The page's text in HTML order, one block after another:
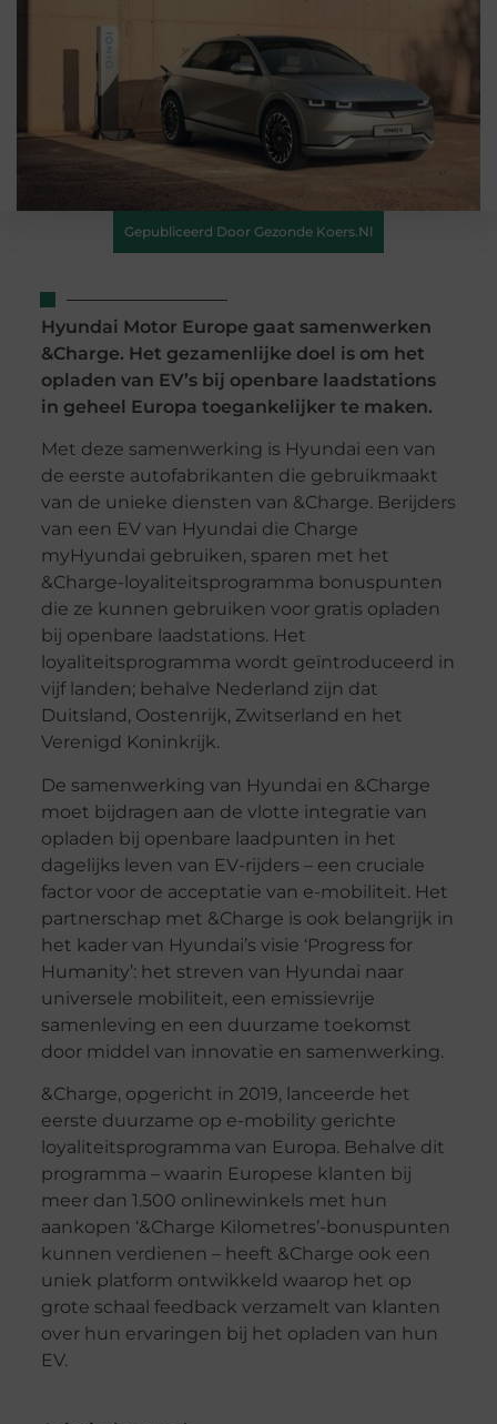
Gepubliceerd Door Gezonde Koers.nl
Hyundai Motor Europe gaat samenwerken
&Charge. Het gezamenlijke doel is om het
opladen van EV’s bij openbare laadstations
in geheel Europa toegankelijker te maken.
Met deze samenwerking is Hyundai een van
de eerste autofabrikanten die gebruikmaakt
van de unieke diensten van &Charge. Berijders
van een EV van Hyundai die Charge
myHyundai gebruiken, sparen met het
&Charge-loyaliteitsprogramma bonuspunten
die ze kunnen gebruiken voor gratis opladen
bij openbare laadstations. Het
loyaliteitsprogramma wordt geïntroduceerd in
vijf landen; behalve Nederland zijn dat
Duitsland, Oostenrijk, Zwitserland en het
Verenigd Koninkrijk.
De samenwerking van Hyundai en &Charge
moet bijdragen aan de vlotte integratie van
opladen bij openbare laadpunten in het
dagelijks leven van EV-rijders – een cruciale
factor voor de acceptatie van e-mobiliteit. Het
partnerschap met &Charge is ook belangrijk in
het kader van Hyundai’s visie ‘Progress for
Humanity’: het streven van Hyundai naar
universele mobiliteit, een emissievrije
samenleving en een duurzame toekomst
door middel van innovatie en samenwerking.
&Charge, opgericht in 2019, lanceerde het
eerste duurzame op e-mobility gerichte
loyaliteitsprogramma van Europa. Behalve dit
programma – waarin Europese klanten bij
meer dan 1.500 onlinewinkels met hun
aankopen ‘&Charge Kilometres’-bonuspunten
kunnen verdienen – heeft &Charge ook een
uniek platform ontwikkeld waarop het op
grote schaal feedback verzamelt van klanten
over hun ervaringen bij het opladen van hun
EV.